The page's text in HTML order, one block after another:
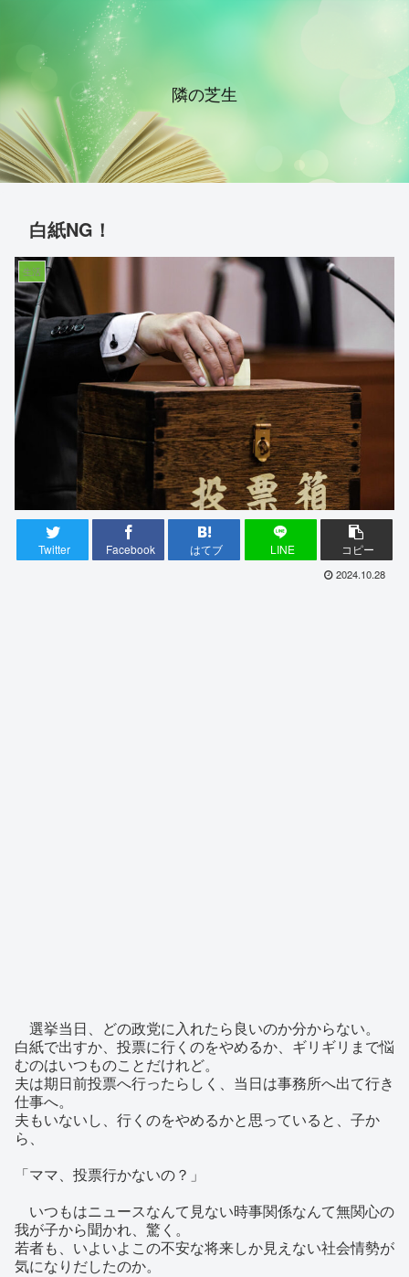
隣の芝生
白紙NG！
生活
Twitter Facebook はてブ LINE コピー
2024.10.28
選挙当日、どの政党に入れたら良いのか分からない。
白紙で出すか、投票に行くのをやめるか、ギリギリまで悩
むのはいつものことだけれど。
夫は期日前投票へ行ったらしく、当日は事務所へ出て行き
仕事へ。
夫もいないし、行くのをやめるかと思っていると、子か
ら、
「ママ、投票行かないの？」
いつもはニュースなんて見ない時事関係なんて無関心の
我が子から聞かれ、驚く。
若者も、いよいよこの不安な将来しか見えない社会情勢が
気になりだしたのか。